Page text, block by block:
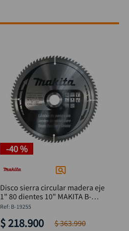
-40 %
Disco sierra circular madera eje
1" 80 dientes 10" MAKITA B-
19255
: B-19255
$ 218.900 $363.990